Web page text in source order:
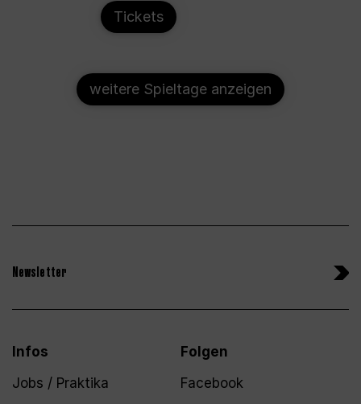
Tickets
weitere Spieltage anzeigen
Newsletter
Infos
Jobs / Praktika
Folgen
Facebook